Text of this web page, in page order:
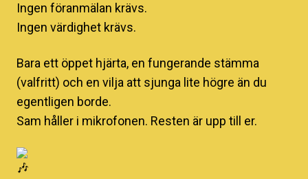
Ingen föranmälan krävs.
Ingen värdighet krävs.
Bara ett öppet hjärta, en fungerande stämma
(valfritt) och en vilja att sjunga lite högre än du
egentligen borde.
Sam håller i mikrofonen. Resten är upp till er.